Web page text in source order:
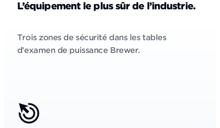
L’équipement le plus sûr de l’industrie.
Trois zones de sécurité dans les tables
d’examen de puissance Brewer.